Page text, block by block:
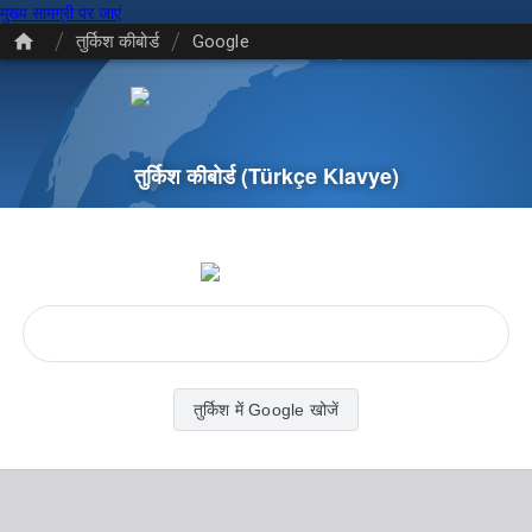
मुख्य सामग्री पर जाएं
/ तुर्किश कीबोर्ड / Google
तुर्किश कीबोर्ड(Türkçe Klavye)
तुर्किश में Google खोजें